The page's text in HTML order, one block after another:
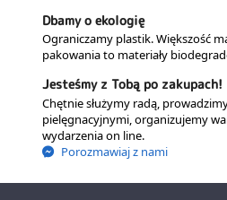
Dbamy o ekologię
Ograniczamy plastik. Większość
pakowania to materiały
Jesteśmy z Tobą po zakupach!
Chętnie służymy radą,
pielęgnacyjnymi, organizujemy
wydarzenia on line.
Porozmawiaj z nami